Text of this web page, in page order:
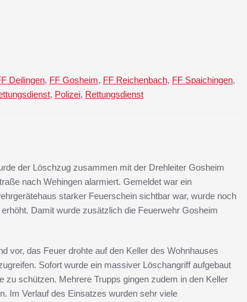
Deilingen, FF Gosheim, FF Reichenbach, FF Spaichingen,
, Polizei, Rettungsdienst
der Löschzug zusammen mit der Drehleiter Gosheim
nach Wehingen alarmiert. Gemeldet war ein
starker Feuerschein sichtbar war, wurde noch
Damit wurde zusätzlich die Feuerwehr Gosheim
vor, das Feuer drohte auf den Keller des Wohnhauses
Sofort wurde ein massiver Löschangriff aufgebaut
zu schützen. Mehrere Trupps gingen zudem in den Keller
Im Verlauf des Einsatzes wurden sehr viele